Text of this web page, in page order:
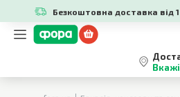
Безкоштовна доставка від